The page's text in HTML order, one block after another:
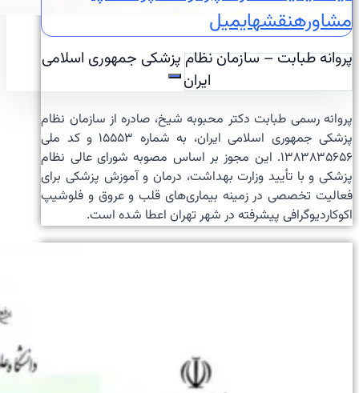
مشاورهنقشهایمیل
پروانه طبابت – سازمان نظام پزشکی جمهوری اسلامی
ایران
پروانه رسمی طبابت دکتر محبوبه شیخ، صادره از سازمان نظام
پزشکی جمهوری اسلامی ایران، به شماره ۱۵۵۵۳ و کد ملی
۱۳۸۳۸۳۵۶۵۶. این مجوز بر اساس مصوبه شورای عالی نظام
پزشکی و با تأیید وزارت بهداشت، درمان و آموزش پزشکی برای
فعالیت تخصصی در زمینه بیماری‌های قلب و عروق و فلوشیپ
اکوکاردیوگرافی پیشرفته در شهر تهران اعطا شده است.